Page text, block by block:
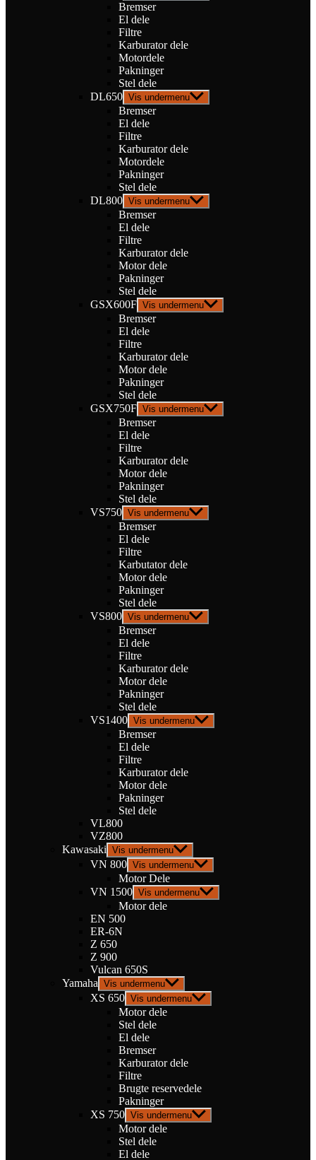
Bremser
El dele
Filtre
Karburator dele
Motordele
Pakninger
Stel dele
DL650 Vis undermenu
Bremser
El dele
Filtre
Karburator dele
Motordele
Pakninger
Stel dele
DL800 Vis undermenu
Bremser
El dele
Filtre
Karburator dele
Motor dele
Pakninger
Stel dele
GSX600F Vis undermenu
Bremser
El dele
Filtre
Karburator dele
Motor dele
Pakninger
Stel dele
GSX750F Vis undermenu
Bremser
El dele
Filtre
Karburator dele
Motor dele
Pakninger
Stel dele
VS750 Vis undermenu
Bremser
El dele
Filtre
Karbutator dele
Motor dele
Pakninger
Stel dele
VS800 Vis undermenu
Bremser
El dele
Filtre
Karburator dele
Motor dele
Pakninger
Stel dele
VS1400 Vis undermenu
Bremser
El dele
Filtre
Karburator dele
Motor dele
Pakninger
Stel dele
VL800
VZ800
Kawasaki Vis undermenu
VN 800 Vis undermenu
Motor Dele
VN 1500 Vis undermenu
Motor dele
EN 500
ER-6N
Z 650
Z 900
Vulcan 650S
Yamaha Vis undermenu
XS 650 Vis undermenu
Motor dele
Stel dele
El dele
Bremser
Karburator dele
Filtre
Brugte reservedele
Pakninger
XS 750 Vis undermenu
Motor dele
Stel dele
El dele